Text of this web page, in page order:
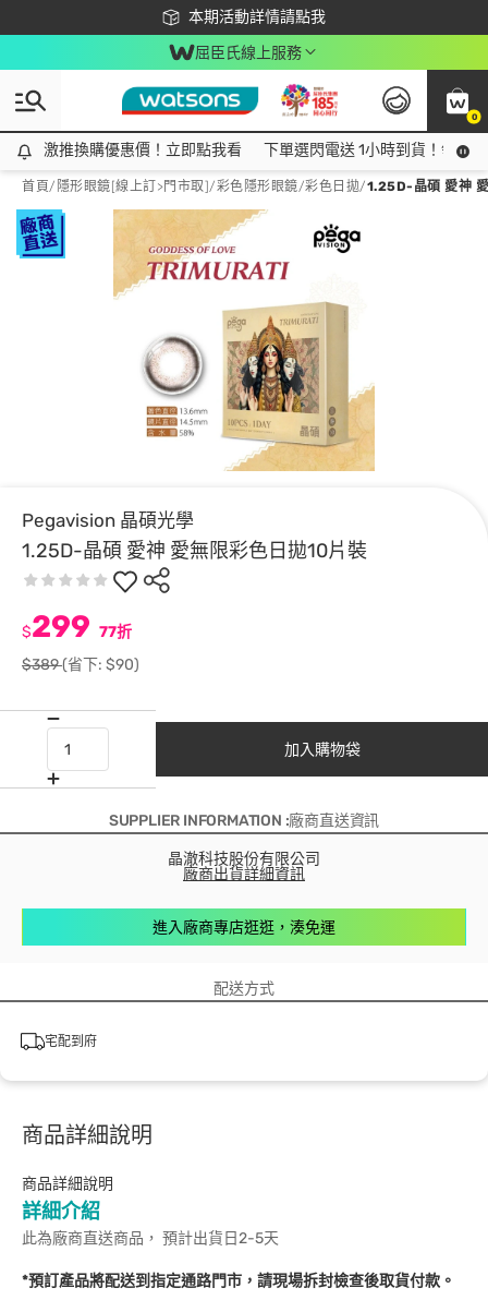
本期活動詳情請點我
下載app最高回饋$350
屈臣氏線上服務
0
激推換購優惠價！立即點我看
激推換購優惠價！立即點我看 下單選閃電送 1小時到貨！領神
首頁/ 隱形眼鏡[線上訂>門市取]/彩色隱形眼鏡/彩色日拋/1.25D-晶碩 愛神
Pegavision 晶碩光學
1.25D-晶碩 愛神 愛無限彩色日拋10片裝
$299 77折
$389(省下: $90)
加入購物袋
SUPPLIER INFORMATION :廠商直送資訊
晶澈科技股份有限公司
廠商出貨詳細資訊
進入廠商專店逛逛，湊免運
配送方式
宅配到府
商品詳細說明
商品詳細說明
詳細介紹
此為廠商直送商品， 預計出貨日2-5天
*預訂產品將配送到指定通路門市，請現場拆封檢查後取貨付款。